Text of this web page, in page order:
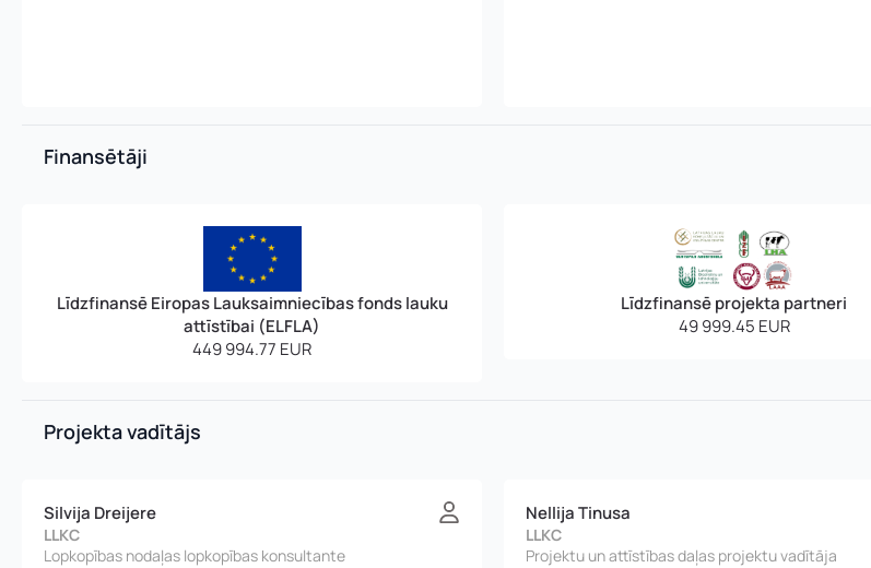
Finansētāji
Līdzfinansē Eiropas Lauksaimniecības fonds lauku
attīstībai (ELFLA)
449 994.77 EUR
Līdzfinansē projekta partneri
49 999.45 EUR
Projekta vadītājs
Silvija Dreijere
LLKC
Lopkopības nodaļas lopkopības konsultante
Nellija Tinusa
LLKC
Projektu un attīstības daļas projektu vadītāja